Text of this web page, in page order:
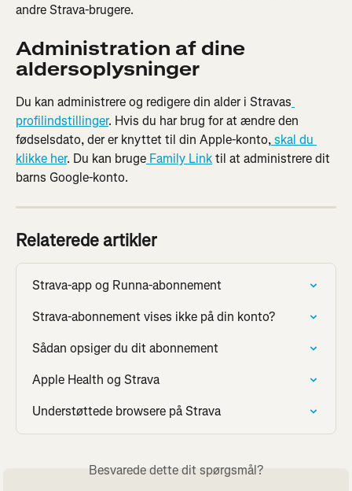
andre Strava-brugere.
Administration af dine
aldersoplysninger
Du kan administrere og redigere din alder i Stravas
profilindstillinger. Hvis du har brug for at ændre den
fødselsdato, der er knyttet til din Apple-konto, skal du
klikke her. Du kan bruge Family Link til at administrere dit
barns Google-konto.
Relaterede artikler
Strava-app og Runna-abonnement
Strava-abonnement vises ikke på din konto?
Sådan opsiger du dit abonnement
Apple Health og Strava
Understøttede browsere på Strava
Besvarede dette dit spørgsmål?